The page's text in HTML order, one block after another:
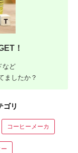
！
など
ましたか？
ゴリ
コーヒーメーカ